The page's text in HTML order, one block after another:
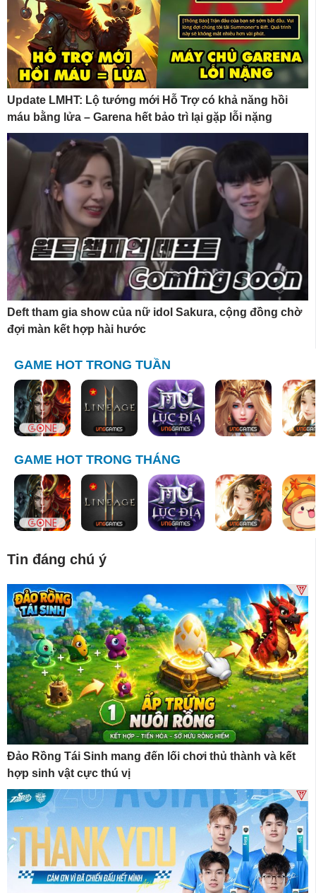
Update LMHT: Lộ tướng mới Hỗ Trợ có khả năng hồi
máu bằng lửa – Garena hết bảo trì lại gặp lỗi nặng
Deft tham gia show của nữ idol Sakura, cộng đồng chờ
đợi màn kết hợp hài hước
GAME HOT TRONG TUẦN
GAME HOT TRONG THÁNG
Tin đáng chú ý
Đảo Rồng Tái Sinh mang đến lối chơi thủ thành và kết
hợp sinh vật cực thú vị